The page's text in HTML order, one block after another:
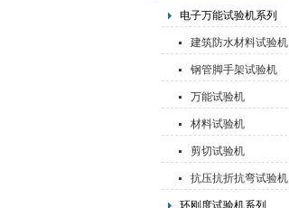
电子万能试验机系列
建筑防水材料试验机
钢管脚手架试验机
万能试验机
材料试验机
剪切试验机
抗压抗折抗弯试验机
环刚度试验机系列